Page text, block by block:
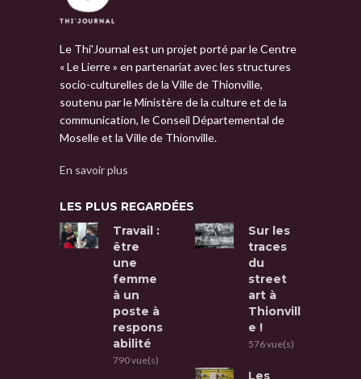
Le Thi'Journal est un projet porté par le Centre
« Le Lierre » en partenariat avec les structures
socio-culturelles de la Ville de Thionville,
soutenu par le Ministère de la culture et de la
communication, le Conseil Départemental de
Moselle et la Ville de Thionville.
En savoir plus
LES PLUS REGARDÉES
Travail :
être
une
femme
à un
poste à
respons
abilité
790 vue(s)
Sur les
traces
du
street
art à
Thionvill
e !
576 vue(s)
Les